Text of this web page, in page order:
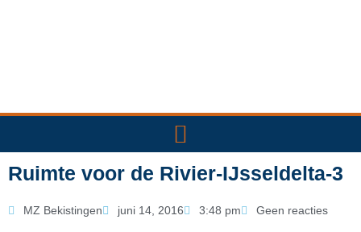
Ruimte voor de Rivier-IJsseldelta-3
MZ Bekistingen juni 14, 2016 3:48 pm Geen reacties